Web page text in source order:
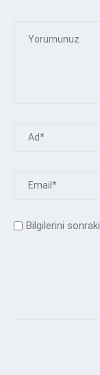
Bilgilerini